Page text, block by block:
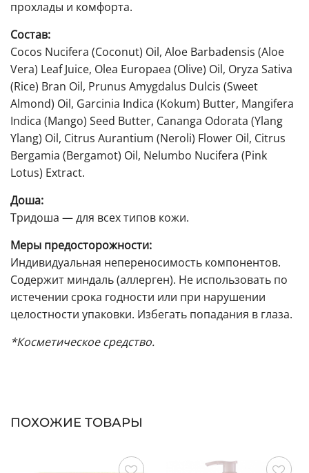
прохлады и комфорта.
Состав:
Cocos Nucifera (Coconut) Oil, Aloe Barbadensis (Aloe
Vera) Leaf Juice, Olea Europaea (Olive) Oil, Oryza Sativa
(Rice) Bran Oil, Prunus Amygdalus Dulcis (Sweet
Almond) Oil, Garcinia Indica (Kokum) Butter, Mangifera
Indica (Mango) Seed Butter, Cananga Odorata (Ylang
Ylang) Oil, Citrus Aurantium (Neroli) Flower Oil, Citrus
Bergamia (Bergamot) Oil, Nelumbo Nucifera (Pink
Lotus) Extract.
Доша:
Тридоша — для всех типов кожи.
Меры предосторожности:
Индивидуальная непереносимость компонентов.
Содержит миндаль (аллерген). Не использовать по
истечении срока годности или при нарушении
целостности упаковки. Избегать попадания в глаза.
*Косметическое средство.
ПОХОЖИЕ ТОВАРЫ